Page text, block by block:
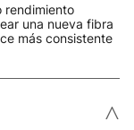
rendimiento
una nueva fibra
más consistente
˄